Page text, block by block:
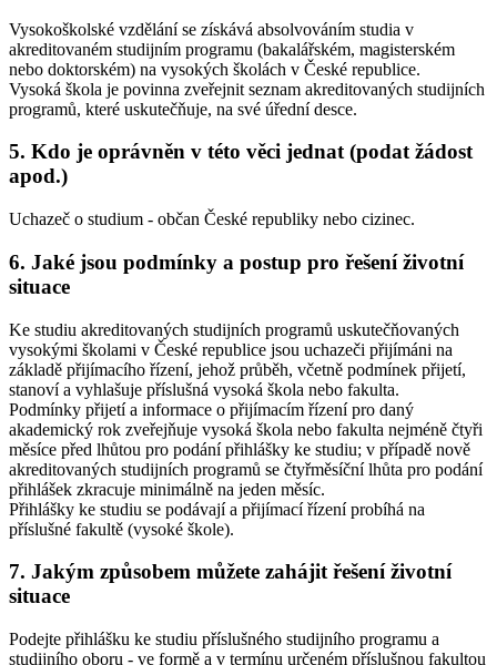
Vysokoškolské vzdělání se získává absolvováním studia v
akreditovaném studijním programu (bakalářském, magisterském
nebo doktorském) na vysokých školách v České republice.
Vysoká škola je povinna zveřejnit seznam akreditovaných studijních
programů, které uskutečňuje, na své úřední desce.
5. Kdo je oprávněn v této věci jednat (podat žádost
apod.)
Uchazeč o studium - občan České republiky nebo cizinec.
6. Jaké jsou podmínky a postup pro řešení životní
situace
Ke studiu akreditovaných studijních programů uskutečňovaných
vysokými školami v České republice jsou uchazeči přijímáni na
základě přijímacího řízení, jehož průběh, včetně podmínek přijetí,
stanoví a vyhlašuje příslušná vysoká škola nebo fakulta.
Podmínky přijetí a informace o přijímacím řízení pro daný
akademický rok zveřejňuje vysoká škola nebo fakulta nejméně čtyři
měsíce před lhůtou pro podání přihlášky ke studiu; v případě nově
akreditovaných studijních programů se čtyřměsíční lhůta pro podání
přihlášek zkracuje minimálně na jeden měsíc.
Přihlášky ke studiu se podávají a přijímací řízení probíhá na
příslušné fakultě (vysoké škole).
7. Jakým způsobem můžete zahájit řešení životní
situace
Podejte přihlášku ke studiu příslušného studijního programu a
studijního oboru - ve formě a v termínu určeném příslušnou fakultou